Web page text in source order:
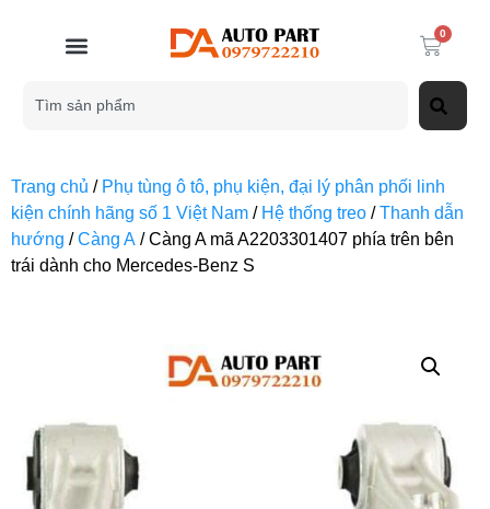
0
Trang chủ / Phụ tùng ô tô, phụ kiện, đại lý phân phối linh
kiện chính hãng số 1 Việt Nam / Hệ thống treo /Thanh dẫn
hướng /Càng A / Càng A mã A2203301407 phía trên bên
trái dành cho Mercedes-Benz S